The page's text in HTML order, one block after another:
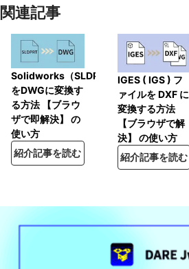
関連記事
Solidworks（SLDPRT）
をDWGに変換す
る方法 【ブラウ
ザで即解決】 の
使い方
紹介記事を読む
IGES ( IGS ) フ
ァイルを DXF に
変換する方法
【ブラウザで解
決】 の使い方
紹介記事を読む